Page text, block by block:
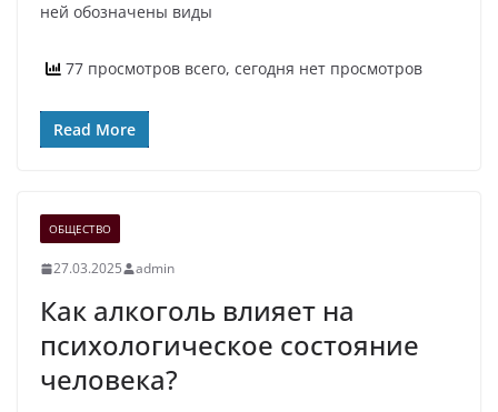
ней обозначены виды
77 просмотров всего, сегодня нет просмотров
Read More
ОБЩЕСТВО
27.03.2025 admin
Как алкоголь влияет на
психологическое состояние
человека?